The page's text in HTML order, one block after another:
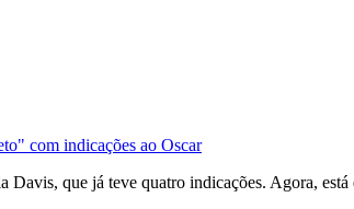
com indicações ao Oscar
que já teve quatro indicações. Agora,